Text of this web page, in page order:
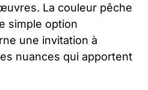
La couleur pêche
simple option
une invitation à
nuances qui apportent